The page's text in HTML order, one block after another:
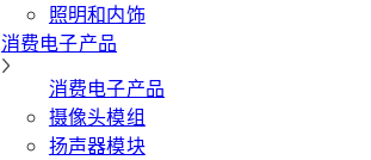
照明和内饰
消费电子产品
消费电子产品
摄像头模组
扬声器模块